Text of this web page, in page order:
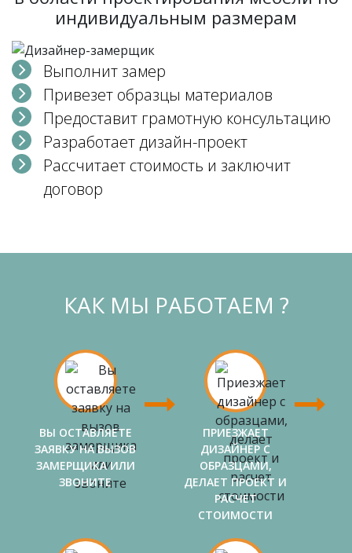
индивидуальным размерам
Выполнит замер
Привезет образцы материалов
Предоставит грамотную консультацию
Разработает дизайн-проект
Рассчитает стоимость и заключит
договор
КАК МЫ РАБОТАЕМ ?
ВЫ ОСТАВЛЯЕТЕ
ЗАЯВКУ НА ВЫЗОВ
ЗАМЕРЩИКА ИЛИ
ЗВОНИТЕ
ПРИЕЗЖАЕТ
ДИЗАЙНЕР С
ОБРАЗЦАМИ,
ДЕЛАЕТ ПРОЕКТ И
РАСЧЕТ
СТОИМОСТИ